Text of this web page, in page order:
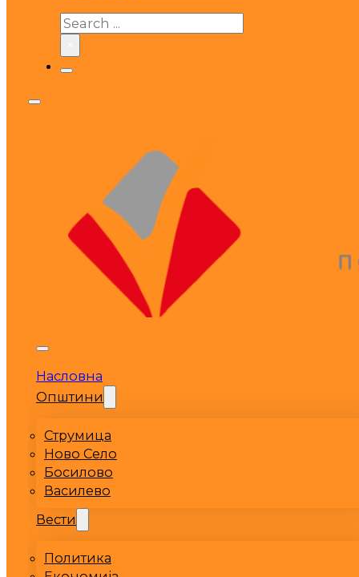
Search
Насловна
Општини
Струмица
Ново Село
Босилово
Василево
Вести
Политика